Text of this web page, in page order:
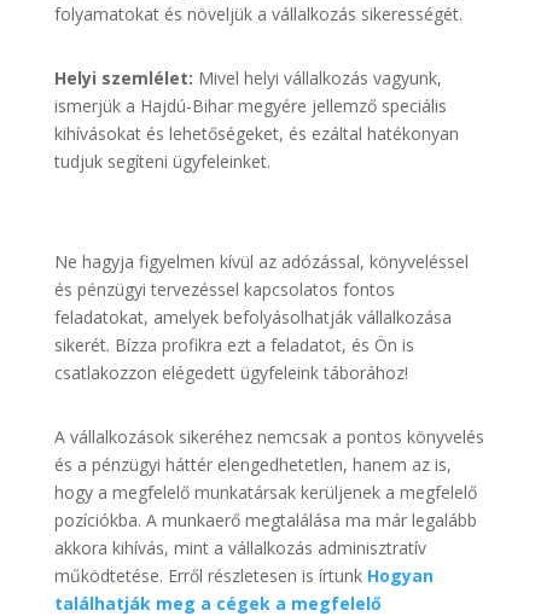
folyamatokat és növeljük a vállalkozás sikerességét.
Helyi szemlélet: Mivel helyi vállalkozás vagyunk,
ismerjük a Hajdú-Bihar megyére jellemző speciális
kihívásokat és lehetőségeket, és ezáltal hatékonyan
tudjuk segíteni ügyfeleinket.
Ne hagyja figyelmen kívül az adózással, könyveléssel
és pénzügyi tervezéssel kapcsolatos fontos
feladatokat, amelyek befolyásolhatják vállalkozása
sikerét. Bízza profikra ezt a feladatot, és Ön is
csatlakozzon elégedett ügyfeleink táborához!
A vállalkozások sikeréhez nemcsak a pontos könyvelés
és a pénzügyi háttér elengedhetetlen, hanem az is,
hogy a megfelelő munkatársak kerüljenek a megfelelő
pozíciókba. A munkaerő megtalálása ma már legalább
akkora kihívás, mint a vállalkozás adminisztratív
működtetése. Erről részletesen is írtunk Hogyan
találhatják meg a cégek a megfelelő